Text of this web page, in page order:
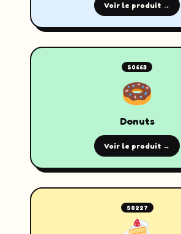
Voir le produit →
S0663
Donuts
Voir le produit →
S0227